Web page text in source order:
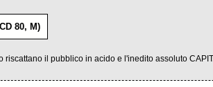
80, M)
riscattano il pubblico in acido e l'inedito assoluto